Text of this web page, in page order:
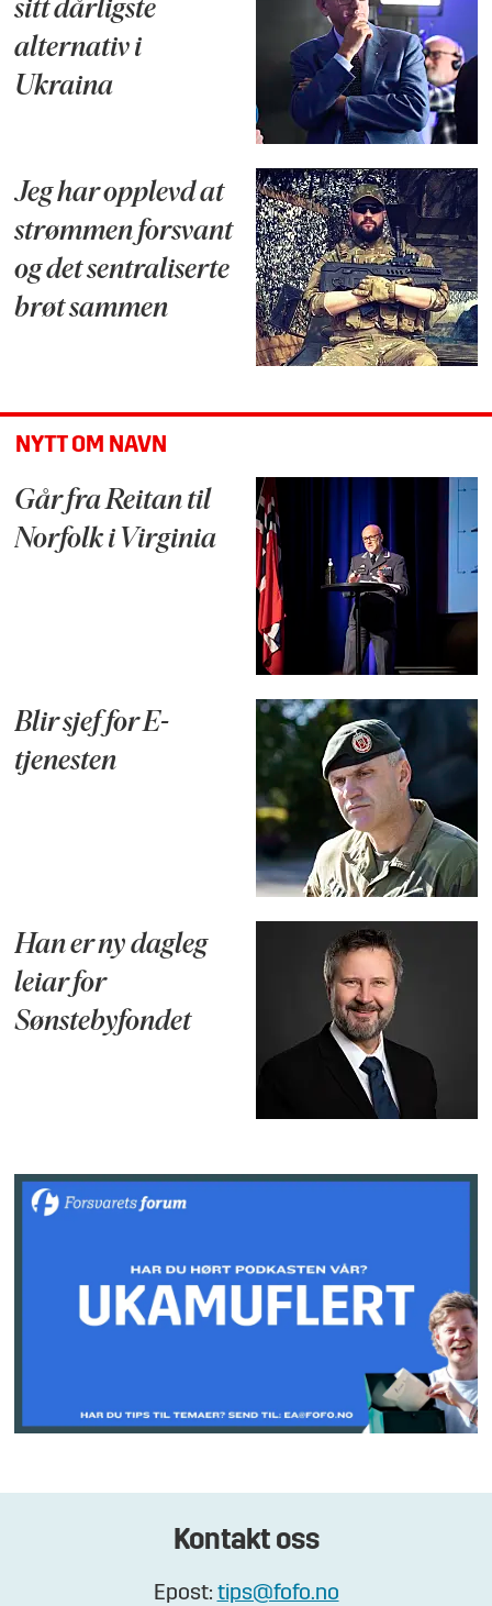
sitt dårligste
alternativ i
Ukraina
Jeg har opplevd at
strømmen forsvant
og det sentraliserte
brøt sammen
NYTT OM NAVN
Går fra Reitan til
Norfolk i Virginia
Blir sjef for E-
tjenesten
Han er ny dagleg
leiar for
Sønstebyfondet
Kontakt oss
Epost: tips@fofo.no